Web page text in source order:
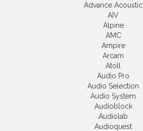
Advance Acoustic
AIV
Alpine
AMC
Ampire
Arcam
Atoll
Audio Pro
Audio Selection
Audio System
Audioblock
Audiolab
Audioquest